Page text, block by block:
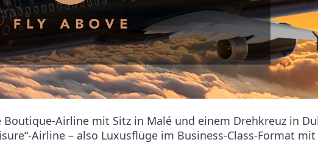
Airline mit Sitz in Malé und einem Drehkreuz in
Airline – also Luxusflüge im Business-Class-Format mit